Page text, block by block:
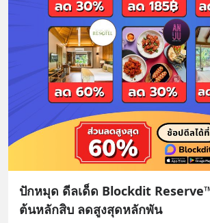
ปักหมุด ดีลเด็ด Blockdit
ต้นหลักสิบ ลดสูงสุดหลักพัน